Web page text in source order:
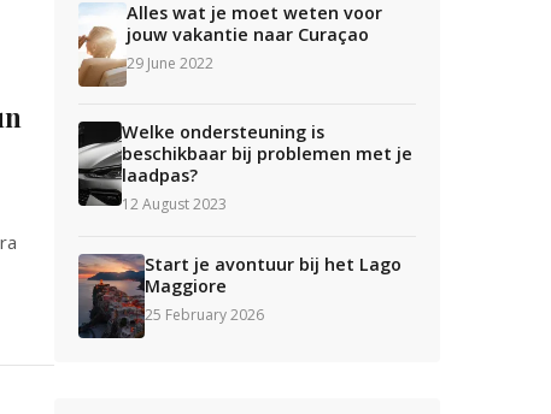
Alles wat je moet weten voor
jouw vakantie naar Curaçao
29 June 2022
Welke ondersteuning is
beschikbaar bij problemen met je
laadpas?
12 August 2023
Start je avontuur bij het Lago
Maggiore
25 February 2026